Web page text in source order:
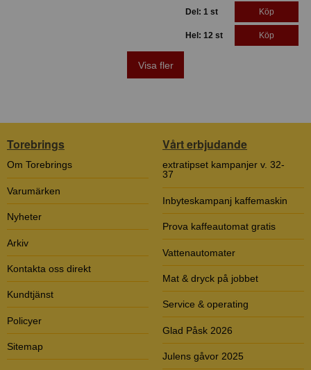
Del: 1 st Köp
Hel: 12 st Köp
Visa fler
Torebrings
Om Torebrings
Varumärken
Nyheter
Arkiv
Kontakta oss direkt
Kundtjänst
Policyer
Sitemap
Vårt erbjudande
extratipset kampanjer v. 32-
37
Inbyteskampanj kaffemaskin
Prova kaffeautomat gratis
Vattenautomater
Mat & dryck på jobbet
Service & operating
Glad Påsk 2026
Julens gåvor 2025